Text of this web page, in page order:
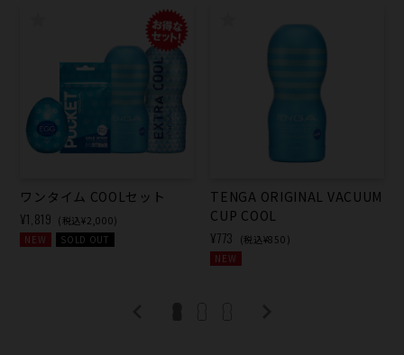
ワンタイム COOLセット
¥1,819 (税込¥2,000)
NEW
SOLD OUT
TENGA ORIGINAL VACUUM
CUP COOL
¥773
(税込¥850)
NEW